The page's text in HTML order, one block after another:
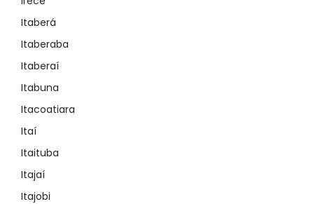
Itaberá
Itaberaba
Itaberaí
Itabuna
Itacoatiara
Itaí
Itaituba
Itajaí
Itajobi